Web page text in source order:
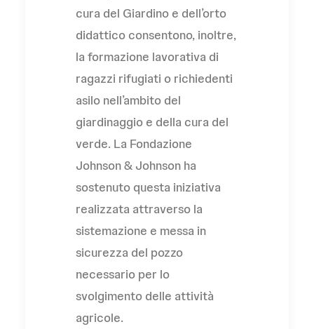
cura del Giardino e dell’orto
didattico consentono, inoltre,
la formazione lavorativa di
ragazzi rifugiati o richiedenti
asilo nell’ambito del
giardinaggio e della cura del
verde. La Fondazione
Johnson & Johnson ha
sostenuto questa iniziativa
realizzata attraverso la
sistemazione e messa in
sicurezza del pozzo
necessario per lo
svolgimento delle attività
agricole.